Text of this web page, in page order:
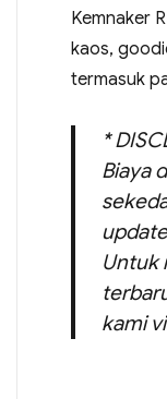
Kemnaker
kaos,
termasuk
*
Biaya
Untuk
kami